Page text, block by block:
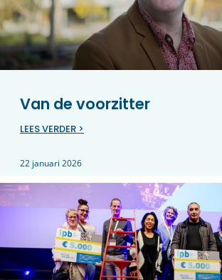
Van de voorzitter
LEES VERDER >
22 januari 2026